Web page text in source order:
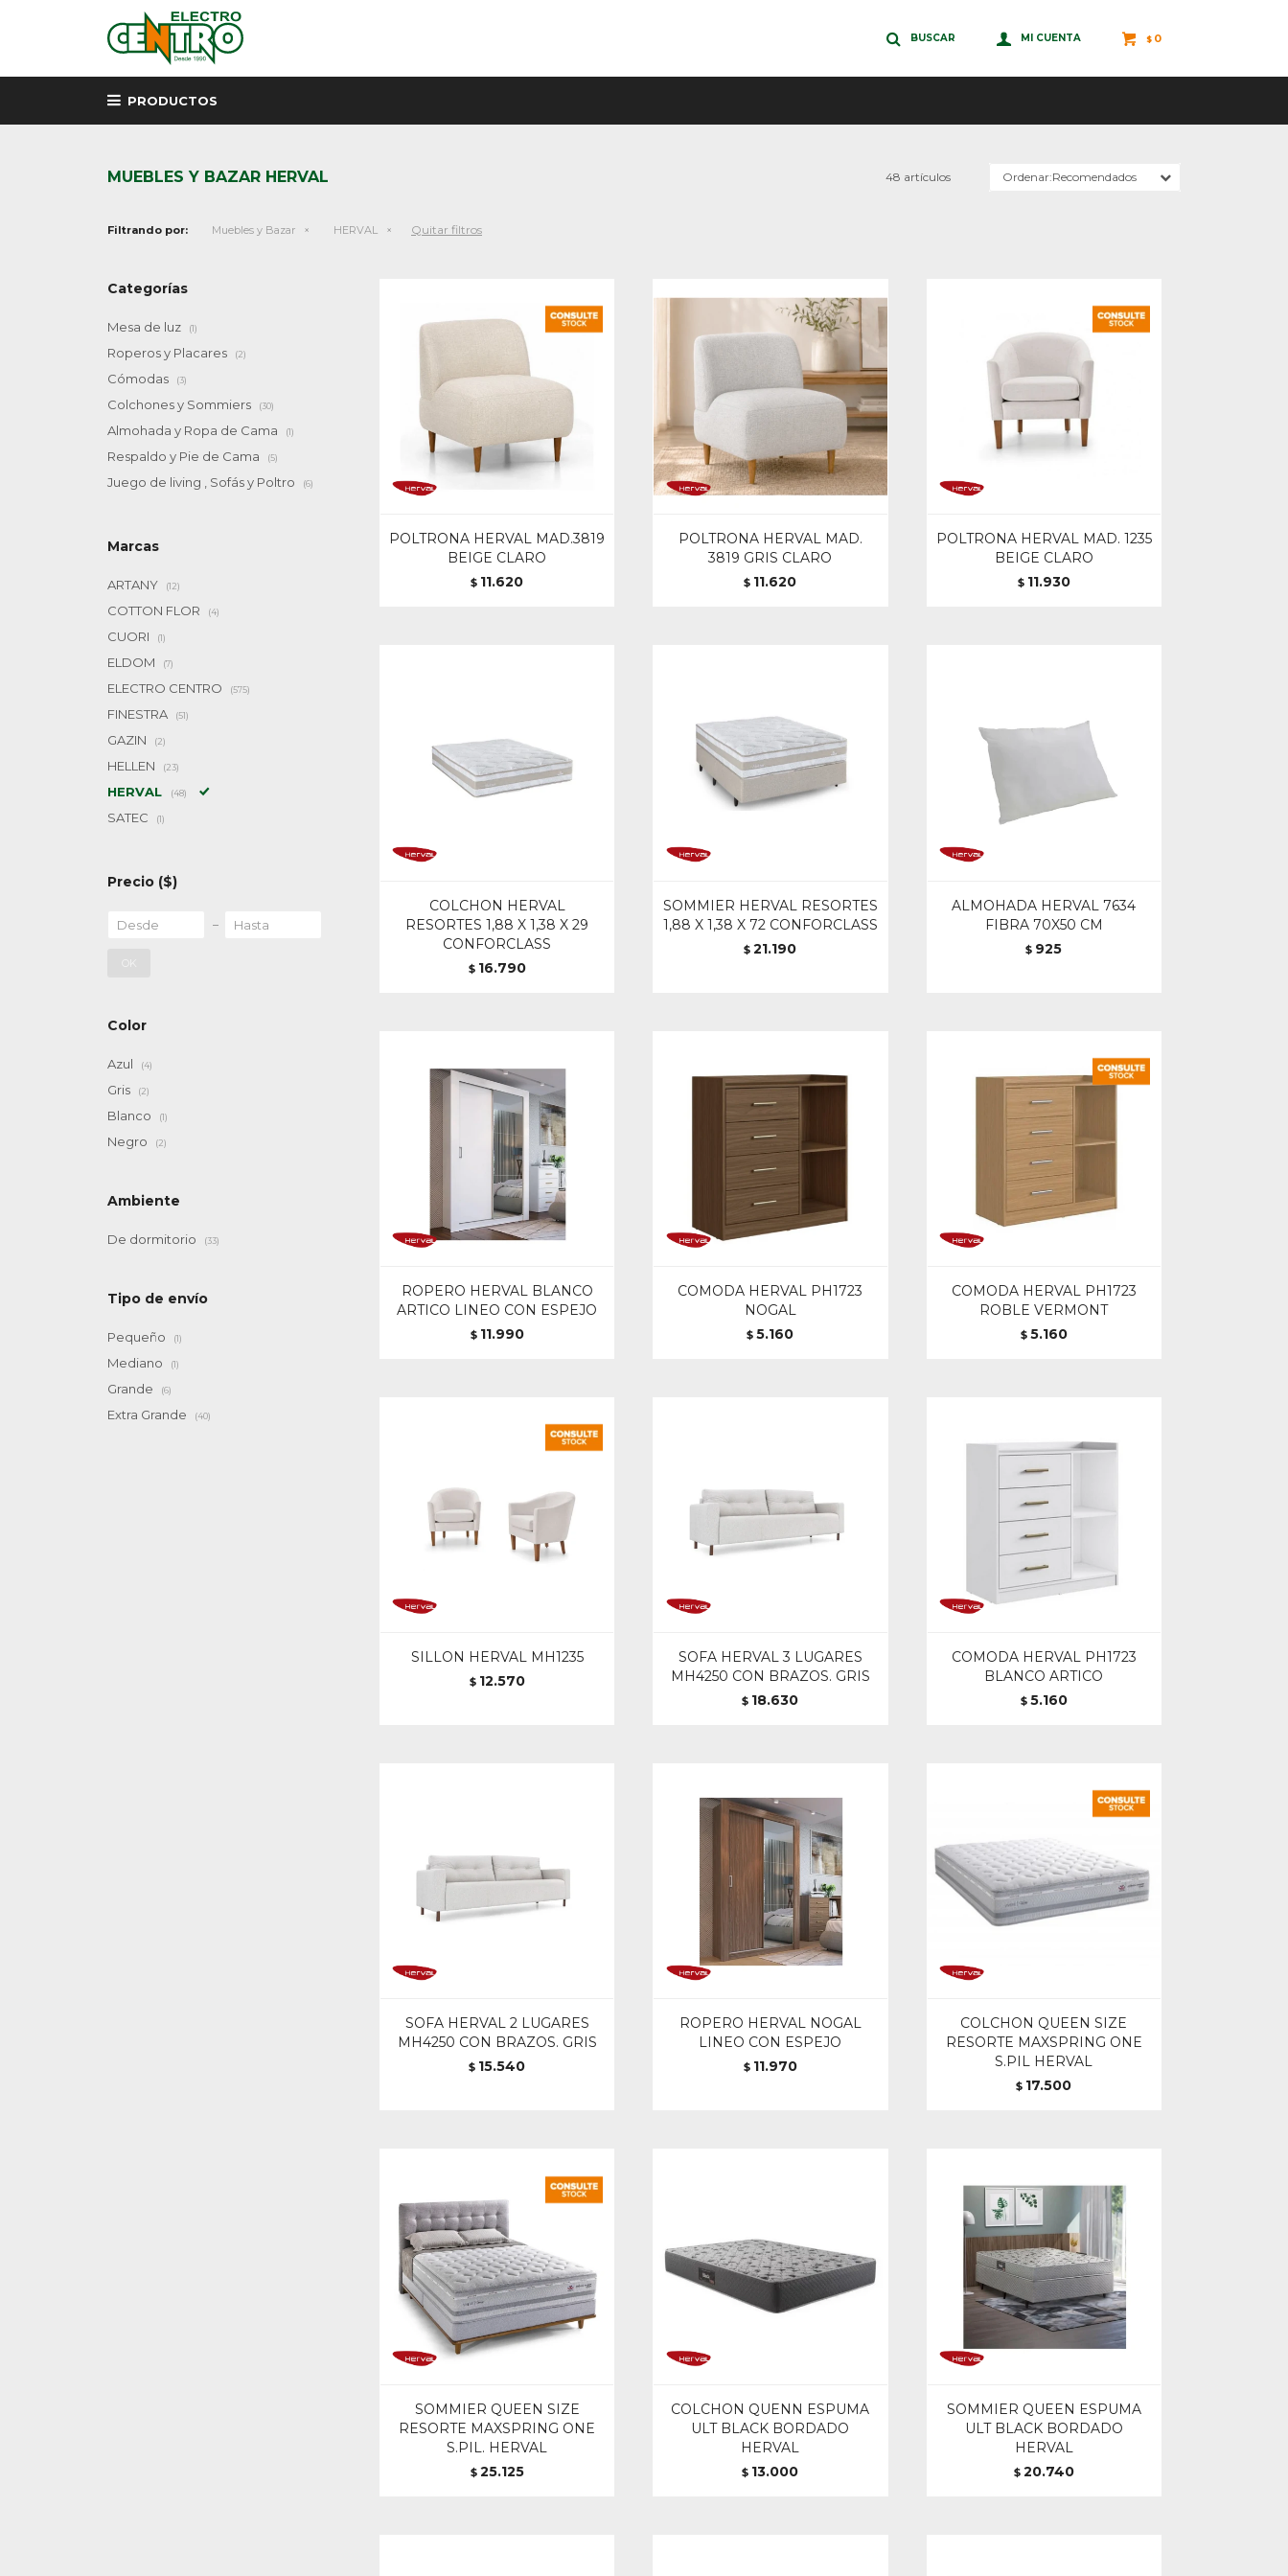
PRODUCTOS
$ 0
MUEBLES Y BAZAR HERVAL 48 artículos Recomendados
Filtrando por: Muebles y Bazar HERVAL Quitar filtros
POLTRONA HERVAL MAD.3819
BEIGE CLARO
$ 11.620
POLTRONA HERVAL MAD.
3819 GRIS CLARO
$ 11.620
POLTRONA HERVAL MAD. 1235
BEIGE CLARO
$ 11.930
COLCHON HERVAL
RESORTES 1,88 X 1,38 X 29
CONFORCLASS
$ 16.790
SOMMIER HERVAL RESORTES
1,88 X 1,38 X 72 CONFORCLASS
$ 21.190
ALMOHADA HERVAL 7634
FIBRA 70X50 CM
$ 925
ROPERO HERVAL BLANCO
ARTICO LINEO CON ESPEJO
$ 11.990
COMODA HERVAL PH1723
NOGAL
$ 5.160
COMODA HERVAL PH1723
ROBLE VERMONT
$ 5.160
SILLON HERVAL MH1235
$ 12.570
SOFA HERVAL 3 LUGARES
MH4250 CON BRAZOS. GRIS
$ 18.630
COMODA HERVAL PH1723
BLANCO ARTICO
$ 5.160
SOFA HERVAL 2 LUGARES
MH4250 CON BRAZOS. GRIS
$ 15.540
ROPERO HERVAL NOGAL
LINEO CON ESPEJO
$ 11.970
COLCHON QUEEN SIZE
RESORTE MAXSPRING ONE
S.PIL HERVAL
$ 17.500
SOMMIER QUEEN SIZE
RESORTE MAXSPRING ONE
S.PIL. HERVAL
$ 25.125
COLCHON QUENN ESPUMA
ULT BLACK BORDADO
HERVAL
$ 13.000
SOMMIER QUEEN ESPUMA
ULT BLACK BORDADO
HERVAL
$ 20.740
Categorías
Mesa de luz (1)
Roperos y Placares (2)
Cómodas (3)
Colchones y Sommiers (30)
Almohada y Ropa de Cama (1)
Respaldo y Pie de Cama (5)
Juego de living , Sofás y Poltro (6)
Marcas
ARTANY (12)
COTTON FLOR (4)
CUORI (1)
ELDOM (7)
ELECTRO CENTRO (575)
FINESTRA (51)
GAZIN (2)
HELLEN (23)
HERVAL (48)
SATEC (1)
Precio ($)
OK
Color
Azul (4)
Gris (2)
Blanco (1)
Negro (2)
Ambiente
De dormitorio (33)
Tipo de envío
Pequeño (1)
Mediano (1)
Grande (6)
Extra Grande (40)